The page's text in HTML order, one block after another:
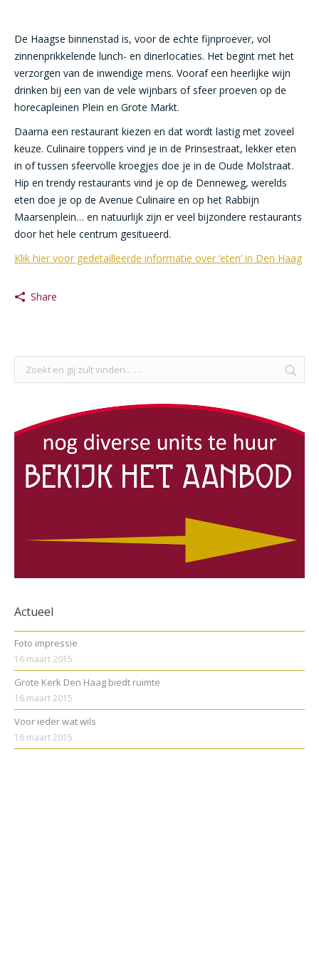
De Haagse binnenstad is, voor de echte fijnproever, vol
zinnenprikkelende lunch- en dinerlocaties. Het begint met het
verzorgen van de inwendige mens. Vooraf een heerlijke wijn
drinken bij een van de vele wijnbars of sfeer proeven op de
horecapleinen Plein en Grote Markt.
Daarna een restaurant kiezen en dat wordt lastig met zoveel
keuze. Culinaire toppers vind je in de Prinsestraat, lekker eten
in of tussen sfeervolle kroegjes doe je in de Oude Molstraat.
Hip en trendy restaurants vind je op de Denneweg, werelds
eten doe je op de Avenue Culinaire en op het Rabbijn
Maarsenplein… en natuurlijk zijn er veel bijzondere restaurants
door het hele centrum gesitueerd.
Klik hier voor gedetailleerde informatie over ‘eten’ in Den Haag
Share
Actueel
Foto impressie
16 maart 2015
Grote Kerk Den Haag biedt ruimte
16 maart 2015
Voor ieder wat wils
16 maart 2015